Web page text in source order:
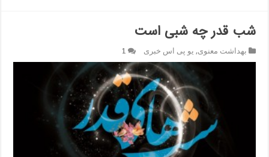
شب قدر چه شبی است
بهداشت معنوی, یو پی اس خبری 1